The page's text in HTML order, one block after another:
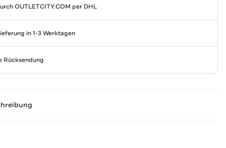
OUTLETCITY.COM per DHL
in 1-3 Werktagen
Rücksendung